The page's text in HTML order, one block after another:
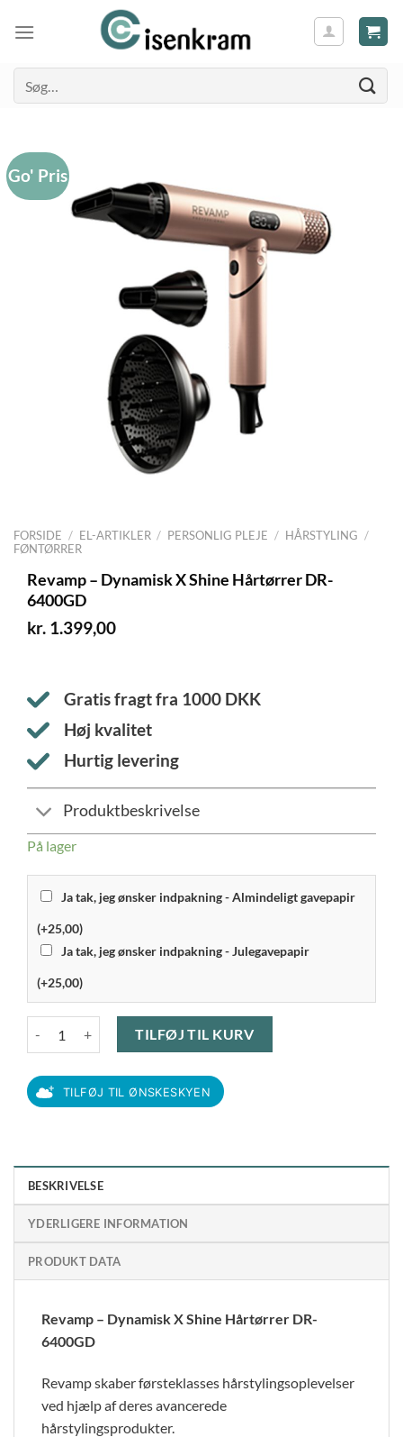
efter:
FORSIDE / EL-ARTIKLER / PERSONLIG PLEJE / HÅRSTYLING /
FØNTØRRER
Go' Pris
Revamp – Dynamisk X Shine Hårtørrer DR-
6400GD
kr. 1.399,00
Gratis fragt fra 1000 DKK
Høj kvalitet
Hurtig levering
Produktbeskrivelse
På lager
Ja tak, jeg ønsker indpakning - Almindeligt gavepapir
(+25,00)
Ja tak, jeg ønsker indpakning - Julegavepapir
(+25,00)
Revamp - Dynamisk X Shine Hårtørrer DR-6400GD antal
TILFØJ TIL KURV
TILFØJ TIL ØNSKESKYEN
BESKRIVELSE
YDERLIGERE INFORMATION
PRODUKT DATA
Revamp – Dynamisk X Shine Hårtørrer DR-
6400GD
Revamp skaber førsteklasses hårstylingsoplevelser
ved hjælp af deres avancerede
hårstylingsprodukter.